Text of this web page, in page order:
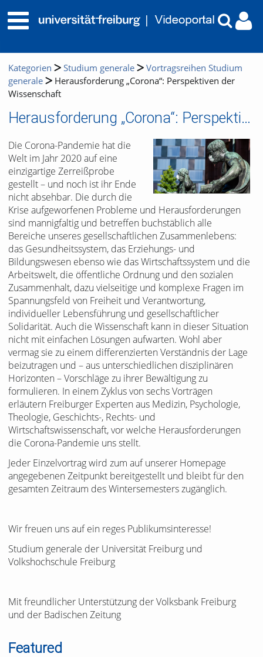
Kategorien Studium generale
Vortragsreihen Studium
generale
Herausforderung „Corona“: Perspektiven der
Wissenschaft
Herausforderung „Corona“: Perspektiven der Wissenschaft
Die Corona-Pandemie hat die
Welt im Jahr 2020 auf eine
einzigartige Zerreißprobe
gestellt – und noch ist ihr Ende
nicht absehbar. Die durch die
Krise aufgeworfenen Probleme und Herausforderungen
sind mannigfaltig und betreffen buchstäblich alle
Bereiche unseres gesellschaftlichen Zusammenlebens:
das Gesundheitssystem, das Erziehungs- und
Bildungswesen ebenso wie das Wirtschaftssystem und die
Arbeitswelt, die öffentliche Ordnung und den sozialen
Zusammenhalt, dazu vielseitige und komplexe Fragen im
Spannungsfeld von Freiheit und Verantwortung,
individueller Lebensführung und gesellschaftlicher
Solidarität. Auch die Wissenschaft kann in dieser Situation
nicht mit einfachen Lösungen aufwarten. Wohl aber
vermag sie zu einem differenzierten Verständnis der Lage
beizutragen und – aus unterschiedlichen disziplinären
Horizonten – Vorschläge zu ihrer Bewältigung zu
formulieren. In einem Zyklus von sechs Vorträgen
erläutern Freiburger Experten aus Medizin, Psychologie,
Theologie, Geschichts-, Rechts- und
Wirtschaftswissenschaft, vor welche Herausforderungen
die Corona-Pandemie uns stellt.
Jeder Einzelvortrag wird zum auf unserer Homepage
angegebenen Zeitpunkt bereitgestellt und bleibt für den
gesamten Zeitraum des Wintersemesters zugänglich.
Wir freuen uns auf ein reges Publikumsinteresse!
Studium generale der Universität Freiburg und
Volkshochschule Freiburg
Mit freundlicher Unterstützung der Volksbank Freiburg
und der Badischen Zeitung
Featured